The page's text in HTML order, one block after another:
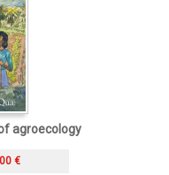
agroecology
€